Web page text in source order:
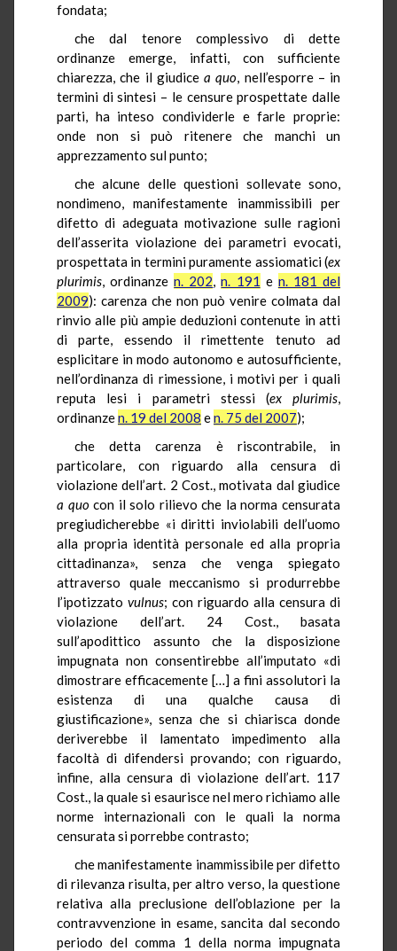
fondata;
che dal tenore complessivo di dette
ordinanze emerge, infatti, con sufficiente
chiarezza, che il giudice a quo, nell’esporre – in
termini di sintesi – le censure prospettate dalle
parti, ha inteso condividerle e farle proprie:
onde non si può ritenere che manchi un
apprezzamento sul punto;
che alcune delle questioni sollevate sono,
nondimeno, manifestamente inammissibili per
difetto di adeguata motivazione sulle ragioni
dell’asserita violazione dei parametri evocati,
prospettata in termini puramente assiomatici (ex
plurimis, ordinanzen. 202,n. 191 e n. 181 del
2009): carenza che non può venire colmata dal
rinvio alle più ampie deduzioni contenute in atti
di parte, essendo il rimettente tenuto ad
esplicitare in modo autonomo e autosufficiente,
nell’ordinanza di rimessione, i motivi per i quali
reputa lesi i parametri stessi (ex plurimis,
ordinanzen. 19 del 2008 en. 75 del 2007);
che detta carenza è riscontrabile, in
particolare, con riguardo alla censura di
violazione dell’art. 2 Cost., motivata dal giudice
a quocon il solo rilievo che la norma censurata
pregiudicherebbe «i diritti inviolabili dell’uomo
alla propria identità personale ed alla propria
cittadinanza», senza che venga spiegato
attraverso quale meccanismo si produrrebbe
l’ipotizzato vulnus; con riguardo alla censura di
violazione dell’art. 24 Cost., basata
sull’apodittico assunto che la disposizione
impugnata non consentirebbe all’imputato «di
dimostrare efficacemente […] a fini assolutori la
esistenza di una qualche causa di
giustificazione», senza che si chiarisca donde
deriverebbe il lamentato impedimento alla
facoltà di difendersi provando; con riguardo,
infine, alla censura di violazione dell’art. 117
Cost., la quale si esaurisce nel mero richiamo alle
norme internazionali con le quali la norma
censurata si porrebbe contrasto;
che manifestamente inammissibile per difetto
di rilevanza risulta, per altro verso, la questione
relativa alla preclusione dell’oblazione per la
contravvenzione in esame, sancita dal secondo
periodo del comma 1 della norma impugnata